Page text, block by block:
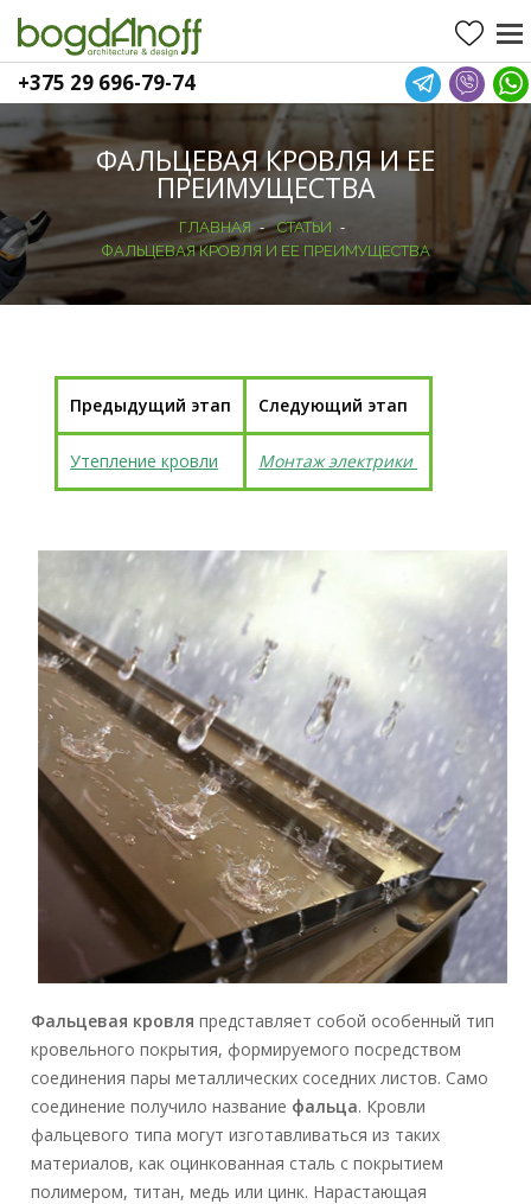
+375 29 696-79-74
ФАЛЬЦЕВАЯ КРОВЛЯ И ЕЕ
ПРЕИМУЩЕСТВА
ГЛАВНАЯ - СТАТЬИ -
ФАЛЬЦЕВАЯ КРОВЛЯ И ЕЕ ПРЕИМУЩЕСТВА
Предыдущий этап Следующий этап
Утепление кровли Монтаж электрики
Фальцевая кровля представляет собой особенный тип
кровельного покрытия, формируемого посредством
соединения пары металлических соседних листов. Само
соединение получило название фальца. Кровли
фальцевого типа могут изготавливаться из таких
материалов, как оцинкованная сталь с покрытием
полимером, титан, медь или цинк. Нарастающая